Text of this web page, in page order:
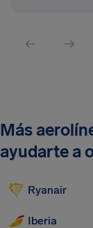
Más
ayudarte a
Ryanair
Iberia